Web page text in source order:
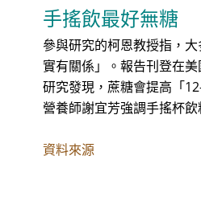
手搖飲最好無糖
參與研究的柯恩教授指，
實有關係」。報告刊登在
研究發現，蔗糖會提高「
營養師謝宜芳強調手搖杯
資料來源